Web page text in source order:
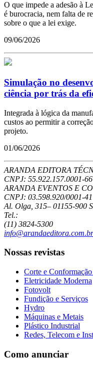
O que impede a adesão à
é burocracia, nem falta de
sobre o que a lei exige.
09/06/2026
Simulação no
ciência por trás da
Integrada à lógica da
custos ao permitir a
projeto.
01/06/2026
ARANDA EDITORA
CNPJ: 55.922.157.0001-66
ARANDA EVENTOS E
CNPJ: 03.598.920/0001-41
Al. Olga, 315– 01155-900
Tel.:
(11) 3824-5300
info@arandaeditora.com.br
Nossas revistas
Corte e
Eletricidade Moderna
Fotovolt
Fundição e Serviços
Hydro
Máquinas e Metais
Plástico Industrial
Redes, Telecom e
Como anunciar